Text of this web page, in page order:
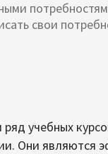
свои
учебных
Они являются